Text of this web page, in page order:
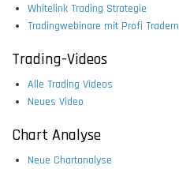
Whitelink Trading Strategie
Tradingwebinare mit Profi Tradern
Trading-Videos
Alle Trading Videos
Neues Video
Chart Analyse
Neue Chartanalyse